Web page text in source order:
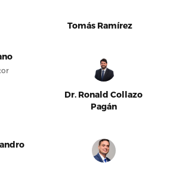
Tomás Ramírez
Dr. Ronald Collazo
Pagán